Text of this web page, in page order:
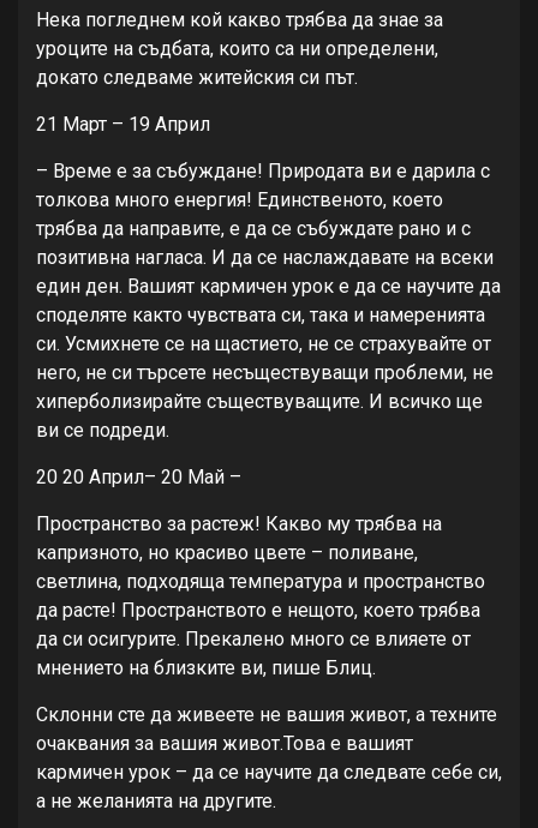
Нека погледнем кой какво трябва да знае за
уроците на съдбата, които са ни определени,
докато следваме житейския си път.
21 Март – 19 Април
– Време е за събуждане! Природата ви е дарила с
толкова много енергия! Единственото, което
трябва да направите, е да се събуждате рано и с
позитивна нагласа. И да се наслаждавате на всеки
един ден. Вашият кармичен урок е да се научите да
споделяте както чувствата си, така и намеренията
си. Усмихнете се на щастието, не се страхувайте от
него, не си търсете несъществуващи проблеми, не
хиперболизирайте съществуващите. И всичко ще
ви се подреди.
20 20 Април– 20 Май –
Пространство за растеж! Какво му трябва на
капризното, но красиво цвете – поливане,
светлина, подходяща температура и пространство
да расте! Пространството е нещото, което трябва
да си осигурите. Прекалено много се влияете от
мнението на близките ви, пише Блиц.
Склонни сте да живеете не вашия живот, а техните
очаквания за вашия живот.Това е вашият
кармичен урок – да се научите да следвате себе си,
а не желанията на другите.